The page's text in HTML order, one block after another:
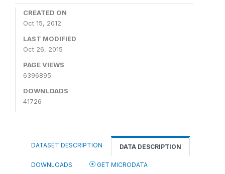
CREATED ON
Oct 15, 2012
LAST MODIFIED
Oct 26, 2015
PAGE VIEWS
6396895
DOWNLOADS
41726
DATASET DESCRIPTION DATA DESCRIPTION
DOWNLOADS GET MICRODATA